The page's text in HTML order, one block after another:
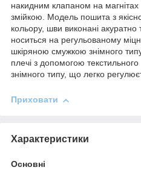
накидним клапаном на магнітах
змійкою. Модель пошита з
кольору, шви виконані
носиться на регульованому
шкіряною смужкою знімного
плечі з допомогою
знімного типу, що легко
Приховати
Характеристики
Основні